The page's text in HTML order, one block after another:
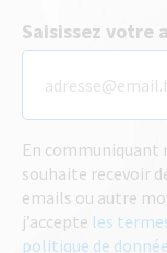
Saisissez votre
En communiquant
souhaite recevoir
emails ou autre
j’accepte les
politique de